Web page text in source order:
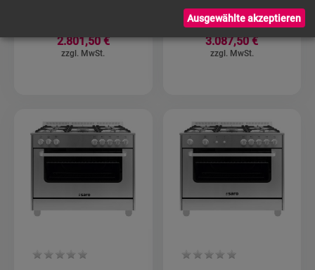
2.801,50 €
F7/FUG6LE
3.087,50 €
Ausgewählte akzeptieren